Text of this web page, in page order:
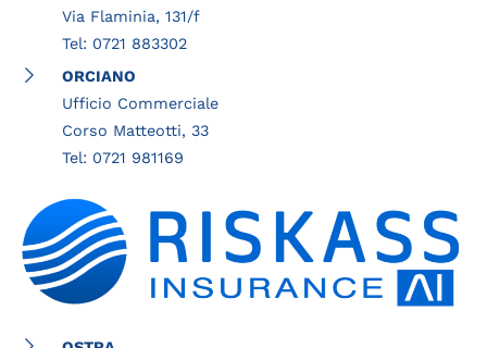
Via Flaminia, 131/f
Tel: 0721 883302
ORCIANO
Ufficio Commerciale
Corso Matteotti, 33
Tel: 0721 981169